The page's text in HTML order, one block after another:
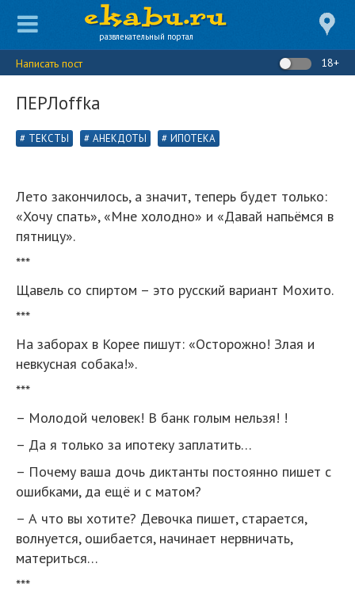
развлекательный портал
Написать пост 18+
ПЕРЛoffka
ТЕКСТЫ АНЕКДОТЫ ИПОТЕКА
Лето закончилось, а значит, теперь будет только:
«Хочу спать», «Мне холодно» и «Давай напьёмся в
пятницу».
***
Щавель со спиртом – это русский вариант Мохито.
***
На заборах в Корее пишут: «Осторожно! Злая и
невкусная собака!».
***
– Молодой человек! В банк голым нельзя! !
– Да я только за ипотеку заплатить…
– Почему ваша дочь диктанты постоянно пишет с
ошибками, да ещё и с матом?
– А что вы хотите? Девочка пишет, старается,
волнуется, ошибается, начинает нервничать,
материться…
***